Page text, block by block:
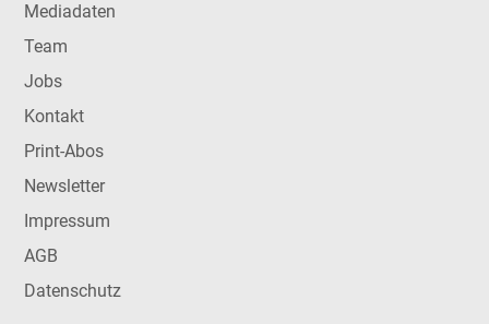
Mediadaten
Team
Jobs
Kontakt
Print-Abos
Newsletter
Impressum
AGB
Datenschutz